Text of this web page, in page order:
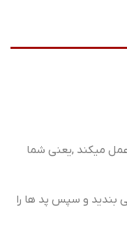
عمل میکند ,یعنی شما
بندید و سپس پد ها را